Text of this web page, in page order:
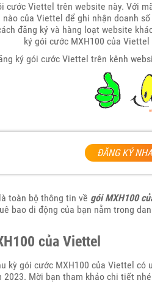
cước Viettel trên website này. Với
của Viettel để ghi nhận doanh
đăng ký và hàng loạt website
ký gói cước MXH100 của
ký gói cước Viettel trên kênh
ĐĂNG KÝ
toàn bộ thông tin về gói MXH100
bao di động của bạn nằm trong
của Viettel
kỳ gói cước MXH100 của Viettel
2023. Mời bạn tham khảo chi tiết